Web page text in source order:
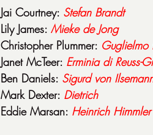
Jai Courtney: Stefan Brandt
Lily James: Mieke de Jong
Christopher Plummer:
Janet McTeer: Erminia di Reuss-
Ben Daniels: Sigurd von
Mark Dexter: Dietrich
Eddie Marsan: Heinrich Himmler